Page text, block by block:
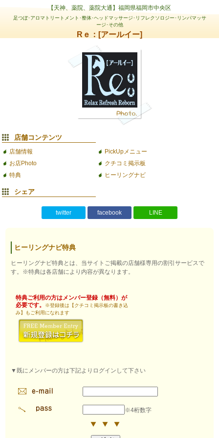
【天神、薬院、薬院大通】福岡県福岡市中央区
足つぼ･アロマトリートメント･整体･ヘッドマッサージ･リフレクソロジー･リンパマッサ
ージ･その他
Rｅ：[アールイー]
店舗コンテンツ
店舗情報
PickUpメニュー
お店Photo
クチコミ掲示板
特典
ヒーリングナビ
シェア
twitter facebook LINE
ヒーリングナビ特典
ヒーリングナビ特典とは、当サイトご掲載の店舗様専用の割引サービスで
す。※特典は各店舗により内容が異なります。
特典ご利用の方はメンバー登録（無料）が
必要です。
※登録後は【クチコミ掲示板の書き込
み】もご利用になれます
▼既にメンバーの方は下記よりログインして下さい
※4桁数字